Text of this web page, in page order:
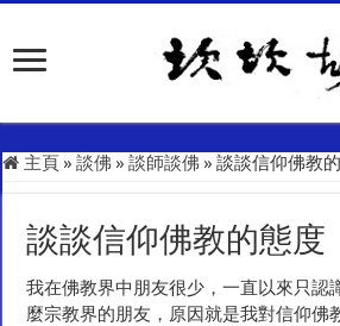
主頁 » 談佛 » 談師談佛 » 談談信仰佛教
談談信仰佛教的態度
我在佛教界中朋友很少，一直以來只認
麼宗教界的朋友，原因就是我對信仰佛